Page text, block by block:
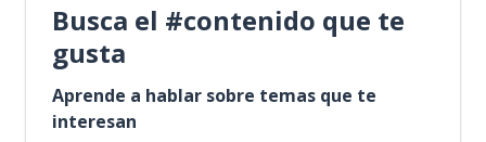
Busca el #contenido que te
gusta
Aprende a hablar sobre temas que te
interesan